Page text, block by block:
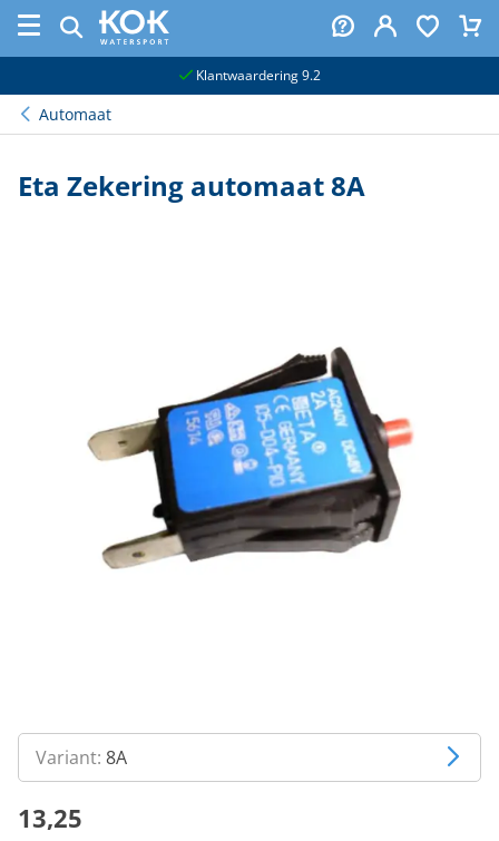
Klantwaardering 9.2
Automaat
Eta Zekering automaat 8A
Variant: 8A
13,25